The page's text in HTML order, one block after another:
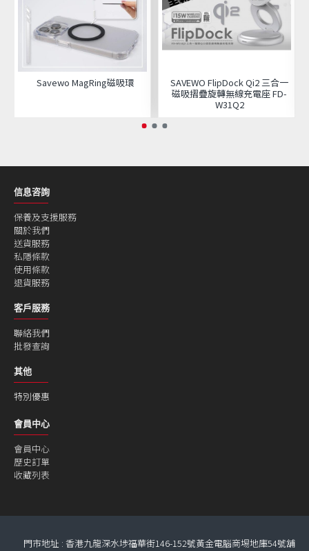
Savewo MagRing磁吸環
SAVEWO FlipDock Qi2 三合一
磁吸摺疊旋轉無線充電座 FD-
W31Q2
信息咨詢
保養及支援服務
關於我們
送貨服務
私隱條款
使用條款
退貨服務
客戶服務
聯絡我們
批發查詢
其他
特別優惠
會員中心
會員中心
歷史訂單
收藏列表
門市地址 : 香港九龍深水埗福華街146-152號黃金電腦商埸地庫54號舖